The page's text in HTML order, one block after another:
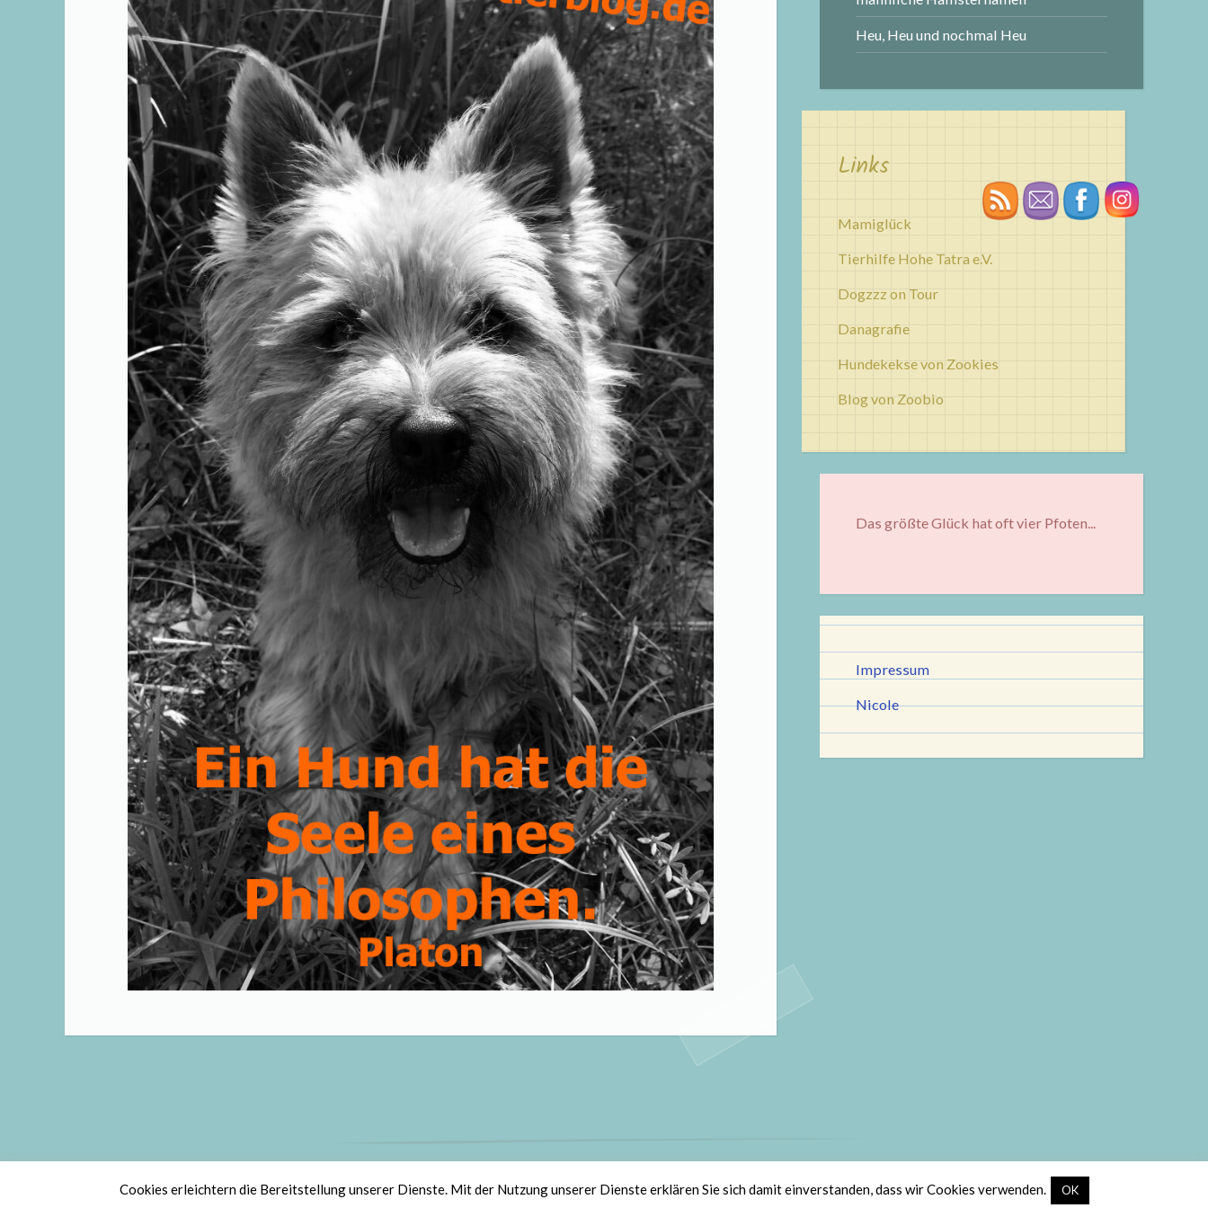
Heu, Heu und nochmal Heu
Links
Mamiglück
Tierhilfe Hohe Tatra e.V.
Dogzzz on Tour
Danagrafie
Hundekekse von Zookies
Blog von Zoobio
Das größte Glück hat oft vier Pfoten...
Impressum
Nicole
Cookies erleichtern die Bereitstellung unserer Dienste. Mit der Nutzung unserer Dienste erklären Sie sich damit einverstanden, dass wir Cookies verwenden. OK